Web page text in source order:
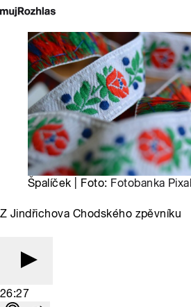
Špalíček | Foto: Fotobanka
Z Jindřichova Chodského zpěvníku
26:27